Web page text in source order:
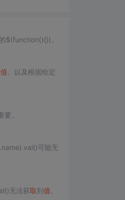
的$(function(){})。
值 、以及根据给定
。
可能无
无法获取到值